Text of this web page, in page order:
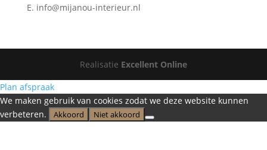
E. info@mijanou-interieur.nl
Realisatie Excellent Online
Plan afspraak
We maken gebruik van cookies zodat we deze website kunnen
verbeteren.
Akkoord Niet akkoord